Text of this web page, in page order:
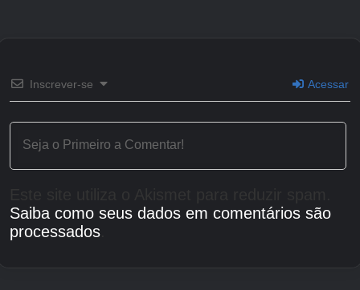
Inscrever-se Acessar
Saiba como seus dados em comentários são
processados.